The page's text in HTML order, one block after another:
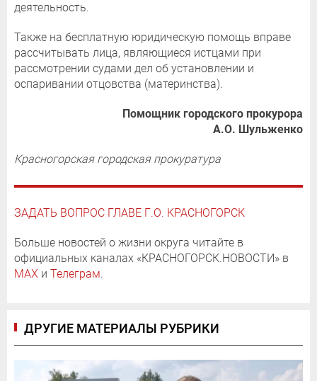
деятельность.
Также на бесплатную юридическую помощь вправе
рассчитывать лица, являющиеся истцами при
рассмотрении судами дел об установлении и
оспаривании отцовства (материнства).
Помощник городского прокурора
​​​​​​​А.О. Шульженко
Красногорская городская прокуратура
ЗАДАТЬ ВОПРОС ГЛАВЕ Г.О. КРАСНОГОРСК
Больше новостей о жизни округа читайте в
официальных каналах «КРАСНОГОРСК.НОВОСТИ» в
MAX и Телеграм.
ДРУГИЕ МАТЕРИАЛЫ РУБРИКИ